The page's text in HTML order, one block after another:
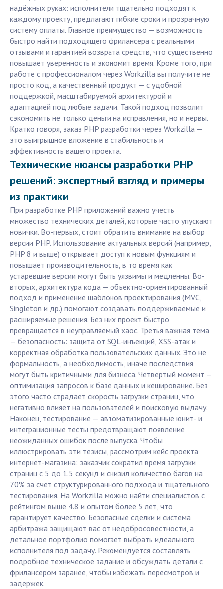
надёжных руках: исполнители тщательно подходят к
каждому проекту, предлагают гибкие сроки и прозрачную
систему оплаты. Главное преимущество — возможность
быстро найти подходящего фрилансера с реальными
отзывами и гарантией возврата средств, что существенно
повышает уверенность и экономит время. Кроме того, при
работе с профессионалом через Workzilla вы получите не
просто код, а качественный продукт — с удобной
поддержкой, масштабируемой архитектурой и
адаптацией под любые задачи. Такой подход позволит
сэкономить не только деньги на исправления, но и нервы.
Кратко говоря, заказ PHP разработки через Workzilla —
это выигрышное вложение в стабильность и
эффективность вашего проекта.
Технические нюансы разработки PHP
решений: экспертный взгляд и примеры
из практики
При разработке PHP приложений важно учесть
множество технических деталей, которые часто упускают
новички. Во-первых, стоит обратить внимание на выбор
версии PHP. Использование актуальных версий (например,
PHP 8 и выше) открывает доступ к новым функциям и
повышает производительность, в то время как
устаревшие версии могут быть уязвимы и медленны. Во-
вторых, архитектура кода — объектно-ориентированный
подход и применение шаблонов проектирования (MVC,
Singleton и др.) помогают создавать поддерживаемые и
расширяемые решения. Без них проект быстро
превращается в неуправляемый хаос. Третья важная тема
— безопасность: защита от SQL-инъекций, XSS-атак и
корректная обработка пользовательских данных. Это не
формальность, а необходимость, иначе последствия
могут быть критичными для бизнеса. Четвертый момент —
оптимизация запросов к базе данных и кеширование. Без
этого часто страдает скорость загрузки страниц, что
негативно влияет на пользователей и поисковую выдачу.
Наконец, тестирование — автоматизированные юнит- и
интеграционные тесты предотвращают появление
неожиданных ошибок после выпуска. Чтобы
иллюстрировать эти тезисы, рассмотрим кейс проекта
интернет-магазина: заказчик сократил время загрузки
страниц с 5 до 1.5 секунд и снизил количество багов на
70% за счёт структурированного подхода и тщательного
тестирования. На Workzilla можно найти специалистов с
рейтингом выше 4.8 и опытом более 5 лет, что
гарантирует качество. Безопасные сделки и система
арбитража защищают вас от недобросовестности, а
детальное портфолио помогает выбрать идеального
исполнителя под задачу. Рекомендуется составлять
подробное техническое задание и обсуждать детали с
фрилансером заранее, чтобы избежать пересмотров и
задержек.